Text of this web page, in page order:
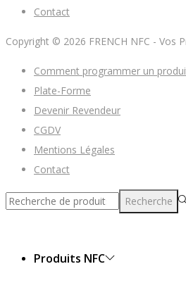
Contact
Copyright © 2026 FRENCH NFC - Vos
Comment programmer un
Plate-Forme
Devenir Revendeur
CGDV
Mentions Légales
Contact
Recherche
Produits NFC